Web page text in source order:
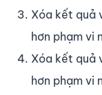
Xóa kết quả
hơn phạm vi
Xóa kết quả
hơn phạm vi